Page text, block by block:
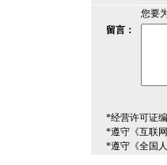
您要
留言：
*经营许可证
*遵守《互联
*遵守《全国